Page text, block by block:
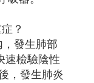
？
發生肺部
速檢驗陰性
，發生肺炎